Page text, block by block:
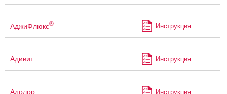
АджиФлюкс® Инструкция
Адивит Инструкция
Адолор Инструкция